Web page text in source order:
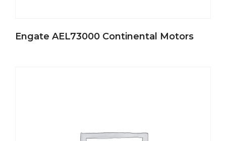
Engate AEL73000 Continental Motors